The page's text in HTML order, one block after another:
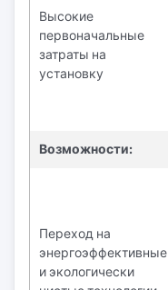
Высокие
первоначальные
затраты на
установку
Возможности:
Переход на
энергоэффективные
и экологически